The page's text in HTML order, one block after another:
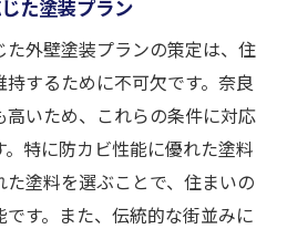
た塗装プラン
外壁塗装プランの策定は、住
するために不可欠です。奈良
いため、これらの条件に対応
特に防カビ性能に優れた塗料
塗料を選ぶことで、住まいの
す。また、伝統的な街並みに